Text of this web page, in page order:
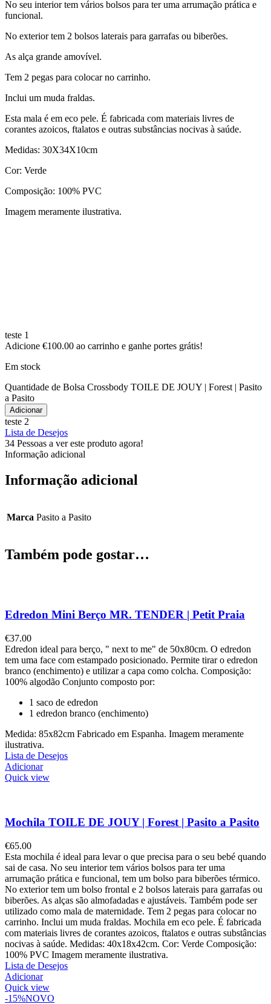
No seu interior tem vários bolsos para ter uma arrumação prática e
funcional.
No exterior tem 2 bolsos laterais para garrafas ou biberões.
As alça grande amovível.
Tem 2 pegas para colocar no carrinho.
Inclui um muda fraldas.
Esta mala é em eco pele. É fabricada com materiais livres de
corantes azoicos, ftalatos e outras substâncias nocivas à saúde.
Medidas: 30X34X10cm
Cor: Verde
Composição: 100% PVC
Imagem meramente ilustrativa.
teste 1
Adicione €100.00 ao carrinho e ganhe portes grátis!
Em stock
Quantidade de Bolsa Crossbody TOILE DE JOUY | Forest | Pasito
a Pasito
Adicionar
teste 2
Lista de Desejos
34 Pessoas a ver este produto agora!
Informação adicional
Informação adicional
Marca Pasito a Pasito
Também pode gostar…
Edredon Mini Berço MR. TENDER | Petit Praia
€37.00
Edredon ideal para berço, " next to me" de 50x80cm. O edredon
tem uma face com estampado posicionado. Permite tirar o edredon
branco (enchimento) e utilizar a capa como colcha. Composição:
100% algodão Conjunto composto por:
1 saco de edredon
1 edredon branco (enchimento)
Medida: 85x82cm Fabricado em Espanha. Imagem meramente
ilustrativa.
Lista de Desejos
Adicionar
Quick view
Mochila TOILE DE JOUY | Forest | Pasito a Pasito
€65.00
Esta mochila é ideal para levar o que precisa para o seu bebé quando
sai de casa. No seu interior tem vários bolsos para ter uma
arrumação prática e funcional, tem um bolso para biberões térmico.
No exterior tem um bolso frontal e 2 bolsos laterais para garrafas ou
biberões. As alças são almofadadas e ajustáveis. Também pode ser
utilizado como mala de maternidade. Tem 2 pegas para colocar no
carrinho. Inclui um muda fraldas. Mochila em eco pele. É fabricada
com materiais livres de corantes azoicos, ftalatos e outras substâncias
nocivas à saúde. Medidas: 40x18x42cm. Cor: Verde Composição:
100% PVC Imagem meramente ilustrativa.
Lista de Desejos
Adicionar
Quick view
-15%NOVO